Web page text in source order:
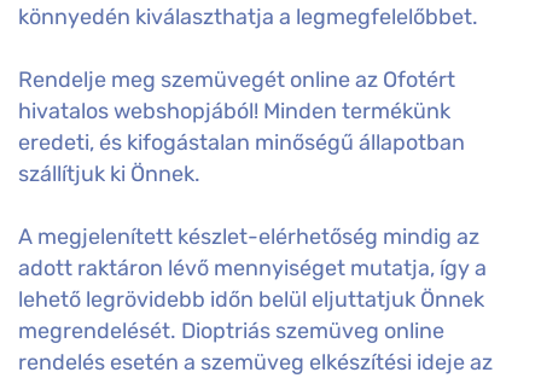
könnyedén kiválaszthatja a legmegfelelőbbet.
Rendelje meg szemüvegét online az Ofotért
hivatalos webshopjából! Minden termékünk
eredeti, és kifogástalan minőségű állapotban
szállítjuk ki Önnek.
A megjelenített készlet-elérhetőség mindig az
adott raktáron lévő mennyiséget mutatja, így a
lehető legrövidebb időn belül eljuttatjuk Önnek
megrendelését. Dioptriás szemüveg online
rendelés esetén a szemüveg elkészítési ideje az